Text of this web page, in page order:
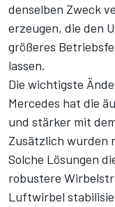
denselben Zweck
erzeugen, die den
größeres
lassen.
Die wichtigste
Mercedes hat die
und stärker mit
Zusätzlich wurden
Solche Lösungen
robustere
Luftwirbel